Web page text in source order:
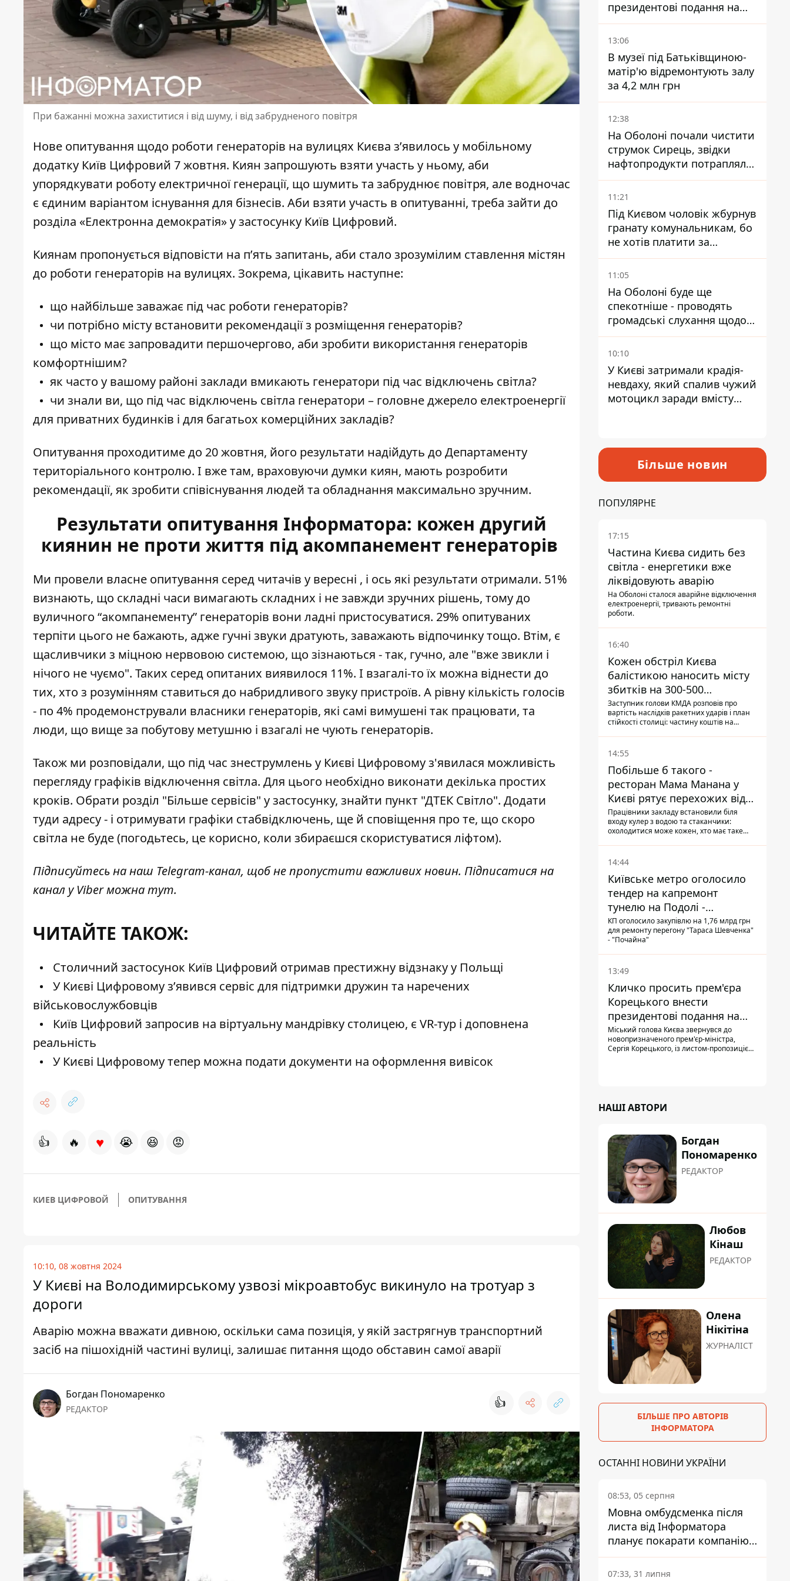
При бажанні можна захиститися і від шуму, і від забрудненого повітря
Нове опитування щодо роботи генераторів на вулицях Києва з’явилось у мобільному
додатку Київ Цифровий 7 жовтня. Киян запрошують взяти участь у ньому, аби
упорядкувати роботу електричної генерації, що шумить та забруднює повітря, але водночас
є єдиним варіантом існування для бізнесів. Аби взяти участь в опитуванні, треба зайти до
розділа «Електронна демократія» у застосунку Київ Цифровий.
Киянам пропонується відповісти на п’ять запитань, аби стало зрозумілим ставлення містян
до роботи генераторів на вулицях. Зокрема, цікавить наступне:
що найбільше заважає під час роботи генераторів?
чи потрібно місту встановити рекомендації з розміщення генераторів?
що місто має запровадити першочергово, аби зробити використання генераторів
комфортнішим?
як часто у вашому районі заклади вмикають генератори під час відключень світла?
чи знали ви, що під час відключень світла генератори – головне джерело електроенергії
для приватних будинків і для багатьох комерційних закладів?
Опитування проходитиме до 20 жовтня, його результати надійдуть до Департаменту
територіального контролю. І вже там, враховуючи думки киян, мають розробити
рекомендації, як зробити співіснування людей та обладнання максимально зручним.
Результати опитування Інформатора: кожен другий
киянин не проти життя під акомпанемент генераторів
Ми провели власне опитування серед читачів у вересні , і ось які результати отримали. 51%
визнають, що складні часи вимагають складних і не завжди зручних рішень, тому до
вуличного “акомпанементу” генераторів вони ладні пристосуватися. 29% опитуваних
терпіти цього не бажають, адже гучні звуки дратують, заважають відпочинку тощо. Втім, є
щасливчики з міцною нервовою системою, що зізнаються - так, гучно, але "вже звикли і
нічого не чуємо". Таких серед опитаних виявилося 11%. І взагалі-то їх можна віднести до
тих, хто з розумінням ставиться до набридливого звуку пристроїв. А рівну кількість голосів
- по 4% продемонстрували власники генераторів, які самі вимушені так працювати, та
люди, що вище за побутову метушню і взагалі не чують генераторів.
Також ми розповідали, що під час знеструмлень у Києві Цифровому з'явилася можливість
перегляду графіків відключення світла. Для цього необхідно виконати декілька простих
кроків. Обрати розділ "Більше сервісів" у застосунку, знайти пункт "ДТЕК Світло". Додати
туди адресу - і отримувати графіки стабвідключень, ще й сповіщення про те, що скоро
світла не буде (погодьтесь, це корисно, коли збираєшся скористуватися ліфтом).
Підписуйтесь на наш Telegram-канал, щоб не пропустити важливих новин. Підписатися на
канал у Viber можнатут.
ЧИТАЙТЕ ТАКОЖ:
Столичний застосунок Київ Цифровий отримав престижну відзнаку у Польщі
У Києві Цифровому з’явився сервіс для підтримки дружин та наречених
військовослужбовців
Київ Цифровий запросив на віртуальну мандрівку столицею, є VR-тур і доповнена
реальність
У Києві Цифровому тепер можна подати документи на оформлення вивісок
👍 🔥 ♥ 😭 😆 😡
КИЕВ ЦИФРОВОЙ ОПИТУВАННЯ
10:10, 08 жовтня 2024
У Києві на Володимирському узвозі мікроавтобус викинуло на тротуар з
дороги
Аварію можна вважати дивною, оскільки сама позиція, у якій застрягнув транспортний
засіб на пішохідній частині вулиці, залишає питання щодо обставин самої аварії
Богдан Пономаренко
РЕДАКТОР 👍
президентові подання на
звільнення володаря
Троєщини Бахматова
13:06
В музеї під Батьківщиною-
матір'ю відремонтують залу
за 4,2 млн грн
12:38
На Оболоні почали чистити
струмок Сирець, звідки
нафтопродукти потрапляли
до озер
11:21
Під Києвом чоловік жбурнув
гранату комунальникам, бо
не хотів платити за
квитанціями
11:05
На Оболоні буде ще
спекотніше - проводять
громадські слухання щодо
храму УГКЦ на Північній
10:10
У Києві затримали крадія-
невдаху, який спалив чужий
мотоцикл заради вмісту
Більше новин
ПОПУЛЯРНЕ
17:15
Частина Києва сидить без
світла - енергетики вже
ліквідовують аварію
На Оболоні сталося аварійне відключення
електроенергії, тривають ремонтні
роботи.
16:40
Кожен обстріл Києва
балістикою наносить місту
збитків на 300-500
мільйонів - Петро
Пантелеєв
Заступник голови КМДА розповів про
вартість наслідків ракетних ударів і план
стійкості столиці: частину коштів на
більше коштів
14:55
Побільше б такого -
ресторан Мама Манана у
Києві рятує перехожих від
спеки
Працівники закладу встановили біля
входу кулер з водою та стаканчики:
охолодитися може кожен, хто має таке
14:44
Київське метро оголосило
тендер на капремонт
тунелю на Подолі -
триватиме майже два роки
КП оголосило закупівлю на 1,76 млрд грн
для ремонту перегону "Тараса Шевченка"
- "Почайна"
13:49
Кличко просить прем'єра
Корецького внести
президентові подання на
звільнення володаря
Троєщини Бахматова
Міський голова Києва звернувся до
новопризначеного прем'єр-міністра,
Сергія Корецького, із листом-пропозицією
НАШІ АВТОРИ
Богдан
Пономаренко
РЕДАКТОР
Любов
Кінаш
РЕДАКТОР
Олена
Нікітіна
ЖУРНАЛІСТ
БІЛЬШЕ ПРО АВТОРІВ
ІНФОРМАТОРА
ОСТАННІ НОВИНИ УКРАЇНИ
08:53, 05 серпня
Мовна омбудсменка після
листа від Інформатора
планує покарати компанію-
підрядника ПриватБанку
07:33, 31 липня